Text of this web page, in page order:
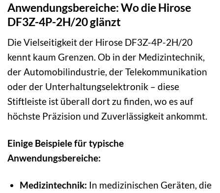
Anwendungsbereiche: Wo die Hirose
DF3Z-4P-2H/20 glänzt
Die Vielseitigkeit der Hirose DF3Z-4P-2H/20
kennt kaum Grenzen. Ob in der Medizintechnik,
der Automobilindustrie, der Telekommunikation
oder der Unterhaltungselektronik – diese
Stiftleiste ist überall dort zu finden, wo es auf
höchste Präzision und Zuverlässigkeit ankommt.
Einige Beispiele für typische
Anwendungsbereiche:
Medizintechnik: In medizinischen Geräten, die